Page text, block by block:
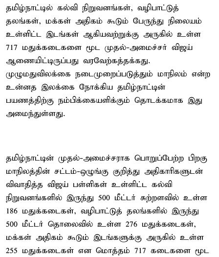
தமிழ்நாட்டில் கல்வி நிறுவனங்கள், வழிபாட்டுத்
தலங்கள், மக்கள் அதிகம் கூடும் பேருந்து நிலையம்
உள்ளிட்ட இடங்கள் ஆகியவற்றுக்கு அருகில் உள்ள
717 மதுக்கடைகளை மூட முதல்-அமைச்சர் விஜய்
ஆணையிட்டிருப்பது வரவேற்கத்தக்கது.
முழுமதுவிலக்கை நடைமுறைப்படுத்தும் மாநிலம் என்ற
உன்னத இலக்கை நோக்கிய தமிழ்நாட்டின்
பயணத்திற்கு நம்பிக்கையளிக்கும் தொடக்கமாக இது
அமைந்துள்ளது.
தமிழ்நாட்டின் முதல்-அமைச்சராக பொறுப்பேற்ற பிறகு
மாநிலத்தின் சட்டம்-ஒழுங்கு குறித்து அதிகாரிகளுடன்
விவாதித்த விஜய் பள்ளிகள் உள்ளிட்ட கல்வி
நிறுவனங்களில் இருந்து 500 மீட்டர் சுற்றளவில் உள்ள
186 மதுக்கடைகள், வழிபாட்டுத் தலங்களில் இருந்து
500 மீட்டர் தொலைவில் உள்ள 276 மதுக்கடைகள்,
மக்கள் அதிகம் கூடும் இடங்களுக்கு அருகில் உள்ள
255 மதுக்கடைகள் என மொத்தம் 717 கடைகளை மூட